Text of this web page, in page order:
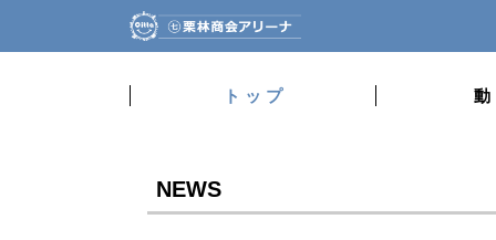
ト ッ プ
NEWS